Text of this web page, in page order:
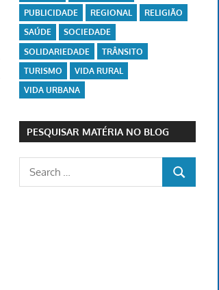
PUBLICIDADE
REGIONAL
RELIGIÃO
SAÚDE
SOCIEDADE
SOLIDARIEDADE
TRÂNSITO
TURISMO
VIDA RURAL
VIDA URBANA
PESQUISAR MATÉRIA NO BLOG
Search
for:
SEARCH